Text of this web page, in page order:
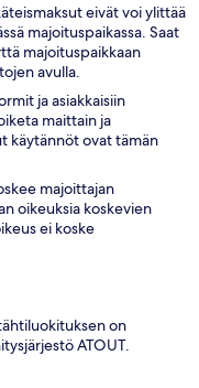
eivät voi ylittää
majoituspaikassa. Saat
majoituspaikkaan
avulla.
ja asiakkaisiin
maittain ja
käytännöt ovat tämän
majoittajan
oikeuksia koskevien
ei koske
on
ATOUT.